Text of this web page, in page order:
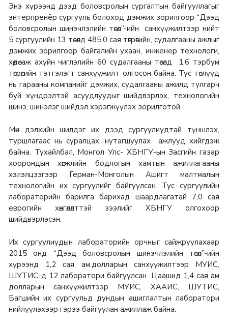
Энэ хүрээнд дээд боловсролын сургалтын байгууллагыг
энтерпренёр сургууль болоход дэмжих зорилгоор “Дээд
боловсролын шинэчлэлийн төсөл”-ийн санхүүжилтээр нийт
5 сургуулийн 13 төсөлд 485,0 сая төгрөгийн, судалгааны ажлыг
дэмжих зорилгоор байгалийн ухаан, инженер технологи,
хөдөө аж ахуйн чиглэлийн 60 судалгааны төсөлд 1,6 тэрбум
төгрөгийн тэтгэлэгт санхүүжилт олгосон байна. Тус төслүүд
нь гарааны компанийг дэмжих, судалгааны ажилд тулгарч
буй хүндрэлтэй асуудлуудыг шийдвэрлэх, технологийн
шинэ, шинэлэг шийдэл хэрэгжүүлэх зорилготой.
Мөн дэлхийн шилдэг их дээд сургуулиудтай түншлэх,
туршлагаас нь суралцах, нутагшуулах ажлууд хийгдэж
байна. Тухайлбал, Монгол Улс- ХБНГУ-ын Засгийн газар
хоорондын хөгжлийн бодлогын хамтын ажиллагааны
хэлэлцээгээр Герман-Монголын Ашигт малтмалын
технологийн их сургуулийг байгуулсан. Тус сургуулийн
лабораторийн барилга барихад шаардлагатай 7,0 сая
еврогийн хөнгөлөлттэй зээлийг ХБНГУ олгохоор
шийдвэрлэсэн.
Их сургуулиудын лабораторийн орчныг сайжруулахаар
2015 онд “Дээд боловсролын шинэчлэлийн төсөл”-ийн
хүрээнд 1,2 сая ам.долларын санхүүжилтээр МУИС,
ШУТИС-д 12 лаборатори байгуулсан. Цаашид 1,4 сая ам
долларын санхүүжилтээр МУИС, ХААИС, ШУТИС,
Багшийн их сургуульд дундын ашиглалтын лаборатори
нийлүүлэхээр гэрээ байгуулан ажиллаж байна.